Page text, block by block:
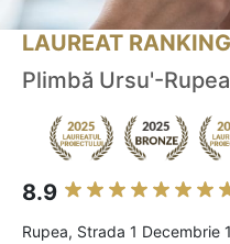
LAUREAT
Plimbă Ursu'-
8.9
Rupea, Strada 1 Decembrie